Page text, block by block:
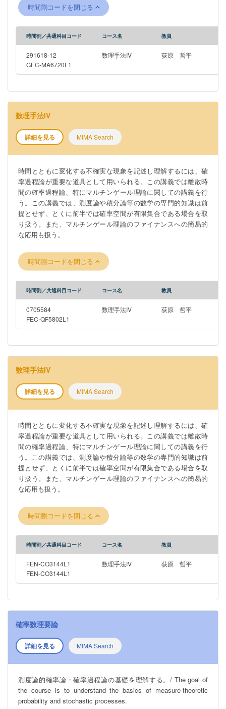
時間割コードを閉じる
時間割／共通科目コード コース名 教員
291618-12
GEC-MA6720L1
数理手法IV 荻原 哲平
数理手法IV
詳細を見る MIMA Search
時間とともに変化する不確実な現象を記述し理解するには、確
率過程論が重要な道具として用いられる。この講義では離散時
間の確率過程論、特にマルチンゲール理論に関しての講義を行
う。この講義では、測度論や積分論等の数学の専門的知識は前
提とせず、とくに前半では確率空間が有限集合である場合を取
り扱う。また、マルチンゲール理論のファイナンスへの簡易的
な応用も扱う。
時間割コードを閉じる
時間割／共通科目コード コース名 教員
0705584
FEC-QF5802L1
数理手法IV 荻原 哲平
数理手法IV
詳細を見る MIMA Search
時間とともに変化する不確実な現象を記述し理解するには、確
率過程論が重要な道具として用いられる。この講義では離散時
間の確率過程論、特にマルチンゲール理論に関しての講義を行
う。この講義では、測度論や積分論等の数学の専門的知識は前
提とせず、とくに前半では確率空間が有限集合である場合を取
り扱う。また、マルチンゲール理論のファイナンスへの簡易的
な応用も扱う。
時間割コードを閉じる
時間割／共通科目コード コース名 教員
FEN-CO3144L1
FEN-CO3144L1
数理手法IV 荻原 哲平
確率数理要論
詳細を見る MIMA Search
測度論的確率論・確率過程論の基礎を理解する。/ The goal of
the course is to understand the basics of measure-theoretic
probability and stochastic processes.